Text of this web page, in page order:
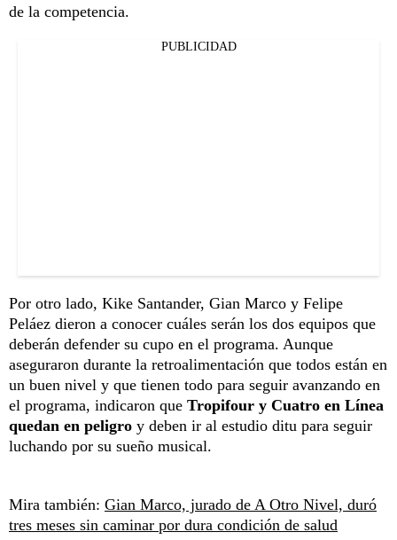
de la competencia.
PUBLICIDAD
Por otro lado, Kike Santander, Gian Marco y Felipe
Peláez dieron a conocer cuáles serán los dos equipos que
deberán defender su cupo en el programa. Aunque
aseguraron durante la retroalimentación que todos están en
un buen nivel y que tienen todo para seguir avanzando en
el programa, indicaron que Tropifour y Cuatro en Línea
quedan en peligro y deben ir al estudio ditu para seguir
luchando por su sueño musical.
Mira también: Gian Marco, jurado de A Otro Nivel, duró
tres meses sin caminar por dura condición de salud